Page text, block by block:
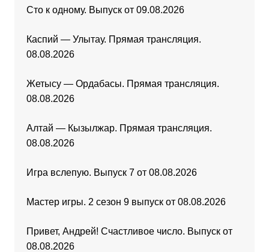
Сто к одному. Выпуск от 09.08.2026
Каспий — Улытау. Прямая трансляция.
08.08.2026
Жетысу — Ордабасы. Прямая трансляция.
08.08.2026
Алтай — Кызылжар. Прямая трансляция.
08.08.2026
Игра вслепую. Выпуск 7 от 08.08.2026
Мастер игры. 2 сезон 9 выпуск от 08.08.2026
Привет, Андрей! Счастливое число. Выпуск от
08.08.2026